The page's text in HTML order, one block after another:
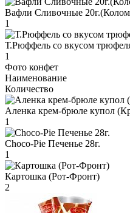
Вафли Сливочные
1
Т.Рюффель со вкусом
1
Фото конфет
Наименование
Количество
Аленка крем-брюле купол
1
Choco-Pie Печенье 28г.
1
Картошка (Рот-Фронт)
2